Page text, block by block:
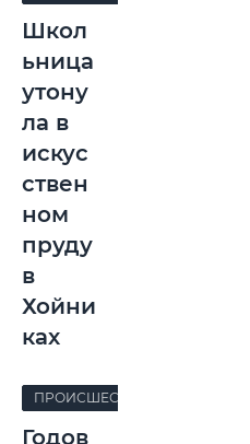
Школ
ьница
утону
ла в
искус
ствен
ном
пруду
в
Хойни
ках
ПРОИСШЕСТВИЯ
Годов